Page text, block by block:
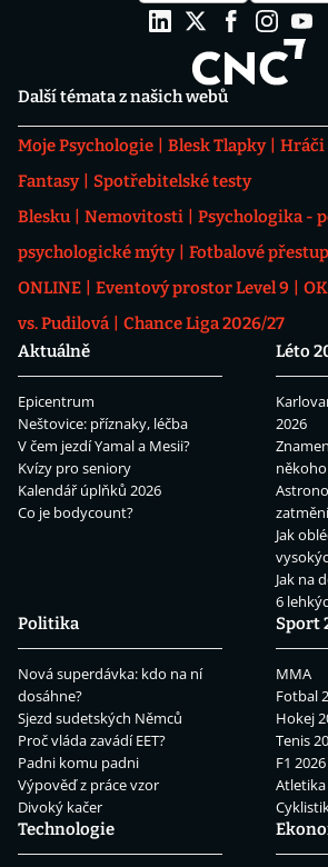
Další témata z našich webů
Moje Psychologie Blesk Tlapky Hráči
Fantasy
Spotřebitelské testy
Blesku
Nemovitosti
Psychologika -
psychologické mýty
Fotbalové
ONLINE
Eventový prostor Level 9
vs. Pudilová
Chance Liga 2026/27
Aktuálně
Epicentrum
Neštovice: příznaky, léčba
V čem jezdí Yamal a Mesii?
Kvízy pro seniory
Kalendář úplňků 2026
Co je bodycount?
Léto
2026
Jak
Jak na
6
Politika
Nová superdávka: kdo na ní
dosáhne?
Sjezd sudetských Němců
Proč vláda zavádí EET?
Padni komu padni
Výpověď z práce vzor
Divoký kačer
Sport
MMA
Fotbal
Hokej
Tenis
F1 2026
Atletika
Technologie